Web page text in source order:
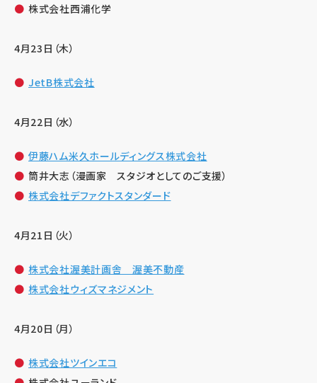
株式会社西浦化学
4月23日（木）
JetB株式会社
4月22日（水）
伊藤ハム米久ホールディングス株式会社
筒井大志（漫画家 スタジオとしてのご支援）
株式会社デファクトスタンダード
4月21日（火）
株式会社渥美計画舎 渥美不動産
株式会社ウィズマネジメント
4月20日（月）
株式会社ツインエコ